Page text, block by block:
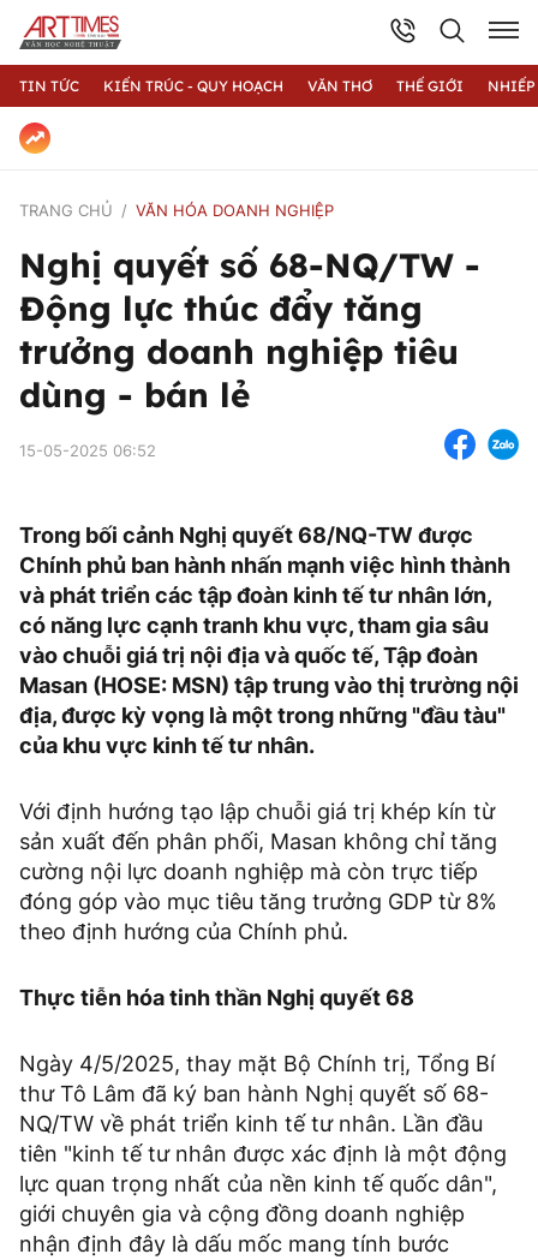
TIN TỨC KIẾN TRÚC - QUY HOẠCH VĂN THƠ THẾ GIỚI
TRANG CHỦ VĂN HÓA DOANH NGHIỆP
Nghị quyết số 68-NQ/TW -
Động lực thúc đẩy tăng
trưởng doanh nghiệp tiêu
dùng - bán lẻ
15-05-2025 06:52
Trong bối cảnh Nghị quyết 68/NQ-TW được
Chính phủ ban hành nhấn mạnh việc hình thành
và phát triển các tập đoàn kinh tế tư nhân lớn,
có năng lực cạnh tranh khu vực, tham gia sâu
vào chuỗi giá trị nội địa và quốc tế, Tập đoàn
Masan (HOSE: MSN) tập trung vào thị trường nội
địa, được kỳ vọng là một trong những "đầu tàu"
của khu vực kinh tế tư nhân.
Với định hướng tạo lập chuỗi giá trị khép kín từ
sản xuất đến phân phối, Masan không chỉ tăng
cường nội lực doanh nghiệp mà còn trực tiếp
đóng góp vào mục tiêu tăng trưởng GDP từ 8%
theo định hướng của Chính phủ.
Thực tiễn hóa tinh thần Nghị quyết 68
Ngày 4/5/2025, thay mặt Bộ Chính trị, Tổng Bí
thư Tô Lâm đã ký ban hành Nghị quyết số 68-
NQ/TW về phát triển kinh tế tư nhân. Lần đầu
tiên "kinh tế tư nhân được xác định là một động
lực quan trọng nhất của nền kinh tế quốc dân",
giới chuyên gia và cộng đồng doanh nghiệp
nhận định đây là dấu mốc mang tính bước